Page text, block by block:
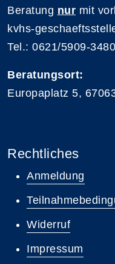
Beratung nur mit
kvhs-
Tel.: 0621/5909-
Beratungsort:
Europaplatz 5,
Rechtliches
Anmeldung
Widerruf
Impressum